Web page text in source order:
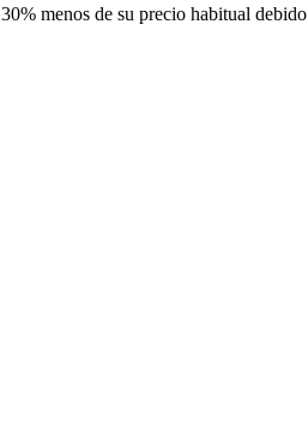
menos de su precio habitual